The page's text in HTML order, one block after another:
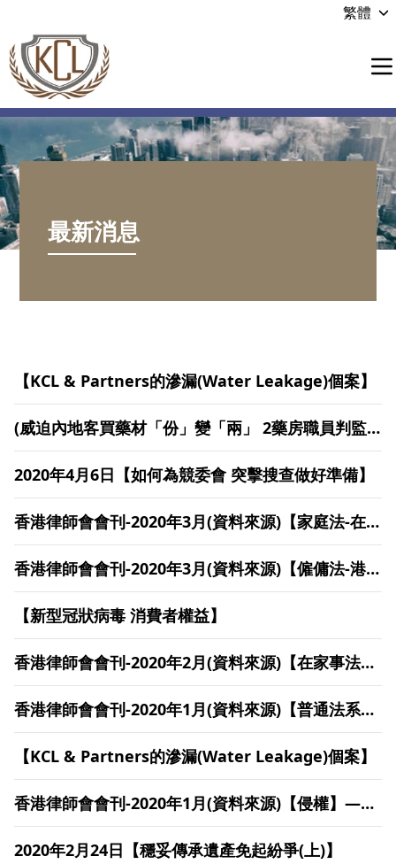
繁體
最新消息
【KCL & Partners的滲漏(Water Leakage)個案】
(威迫內地客買藥材「份」變「兩」 2藥房職員判監
半年)
2020年4月6日【如何為競委會 突擊搜查做好準備】
香港律師會會刊-2020年3月(資料來源)【家庭法-在經
濟不景的情況下，「一刀兩斷」可能嗎？】
香港律師會會刊-2020年3月(資料來源)【僱傭法-港薪
俸稅概覽】
【新型冠狀病毒 消費者權益】
香港律師會會刊-2020年2月(資料來源)【在家事法律
程序中及雙方關係內的私隱】
香港律師會會刊-2020年1月(資料來源)【普通法系主
要國家第三方資助爭議解決發展】
【KCL & Partners的滲漏(Water Leakage)個案】
香港律師會會刊-2020年1月(資料來源)【侵權】—處
理工傷相關的意外索償案件時需要注意的一些程序事
項
2020年2月24日【穩妥傳承遺產免起紛爭(上)】